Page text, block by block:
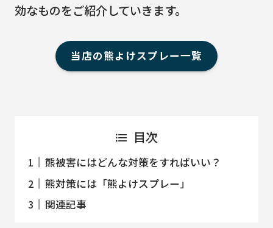
効なものをご紹介していきます。
当店の熊よけスプレー一覧
目次
熊被害にはどんな対策をすればいい？
熊対策には「熊よけスプレー」
関連記事